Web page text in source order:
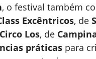
, o festival também
Excêntricos, de
Los, de
práticas para